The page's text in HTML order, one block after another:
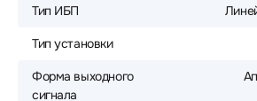
Тип ИБП
Тип установки
Форма выходного
сигнала